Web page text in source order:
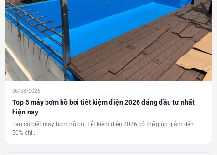
06/08/2026
Top 5 máy bơm hồ bơi tiết kiệm điện 2026 đáng đầu tư nhất
hiện nay
Bạn có biết máy bơm hồ bơi tiết kiệm điện 2026 có thể giúp giảm đến
50% chi...